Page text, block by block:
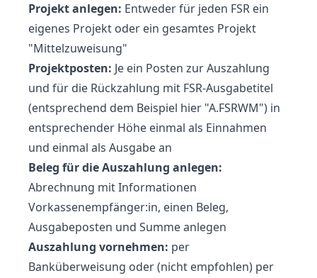
Projekt anlegen: Entweder für jeden FSR ein
eigenes Projekt oder ein gesamtes Projekt
"Mittelzuweisung"
Projektposten: Je ein Posten zur Auszahlung
und für die Rückzahlung mit FSR-Ausgabetitel
(entsprechend dem Beispiel hier "A.FSRWM") in
entsprechender Höhe einmal als Einnahmen
und einmal als Ausgabe an
Beleg für die Auszahlung anlegen:
Abrechnung mit Informationen
Vorkassenempfänger:in, einen Beleg,
Ausgabeposten und Summe anlegen
Auszahlung vornehmen: per
Banküberweisung oder (nicht empfohlen) per